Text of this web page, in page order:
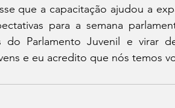
que a capacitação ajudou a
para a semana
do Parlamento Juvenil e virar
e eu acredito que nós temos